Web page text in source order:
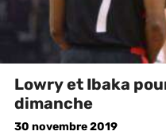
Lowry et Ibaka
dimanche
30 novembre 2019